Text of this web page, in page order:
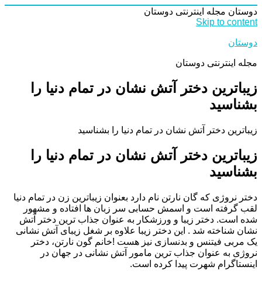
دوستان مجله اینترنتی دوستان
Skip to content
دوستان
مجله اینترنتی دوستان
زیباترین دختر آتش نشان در تمام دنیا را
بشناسید
زیباترین دختر آتش نشان در تمام دنیا را بشناسید
زیباترین دختر آتش نشان در تمام دنیا را
بشناسید
دختر نروژی که گان نارتن نام دارد بعنوان زیباترین زن در تمام دنیا
لقب گرفته است و اسمش حسابی سر زبان ها افتاده و مشهور
شده است. دختر زیبا و ورزشکار به عنوان جذاب ترین دختر آتش
نشان شناخته شد . این دختر زیبا علاوه بر شغل زیبای آتش نشانی
یک مربی فیتنس و بدنسازی نیز هست !خانم گون نارتن، دختر
نروژی به عنوان جذاب ترین مامور آتش نشانی در جهان در
اینستاگرام شهرت پیدا کرده است.